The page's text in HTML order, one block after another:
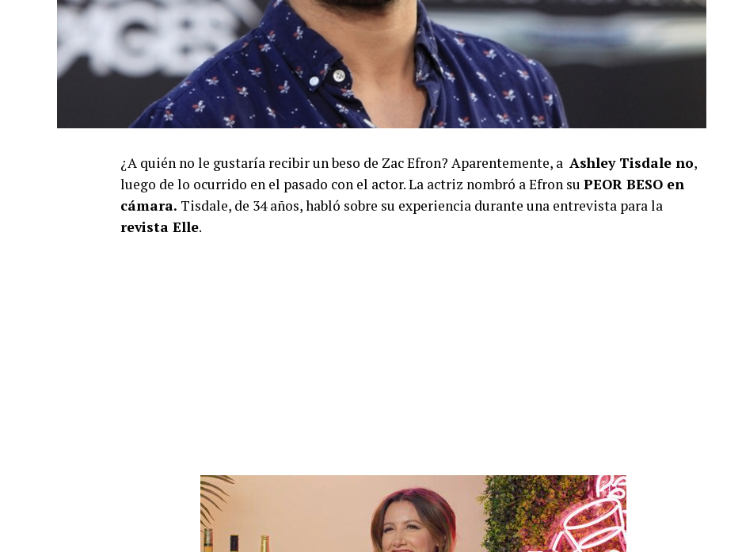
¿A quién no le gustaría recibir un beso de Zac Efron? Aparentemente, a Ashley Tisdale no,
luego de lo ocurrido en el pasado con el actor. La actriz nombró a Efron su PEOR BESO en
cámara. Tisdale, de 34 años, habló sobre su experiencia durante una entrevista para la
revista Elle.